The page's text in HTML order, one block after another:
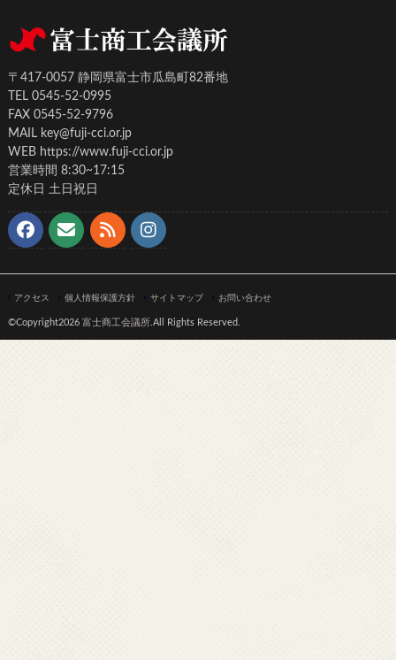
〒417-0057 静岡県富士市瓜島町82番地
TEL 0545-52-0995
FAX 0545-52-9796
MAIL key@fuji-cci.or.jp
WEB https://www.fuji-cci.or.jp
営業時間 8:30~17:15
定休日 土日祝日
アクセス 個人情報保護方針 サイトマップ お問い合わせ
©Copyright2026 富士商工会議所.All Rights Reserved.